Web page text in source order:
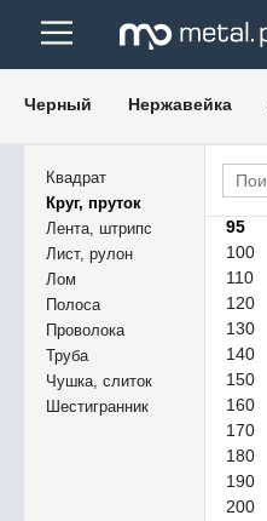
Черный Нержавейка
Квадрат
Круг, пруток
Лента, штрипс
Лист, рулон
Лом
Полоса
Проволока
Труба
Чушка, слиток
Шестигранник
55
60
65
70
80
85
90
95
100
110
120
130
140
150
160
170
180
190
200